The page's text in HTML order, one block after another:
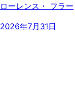
ローレンス・ フラー
2026年7月31日